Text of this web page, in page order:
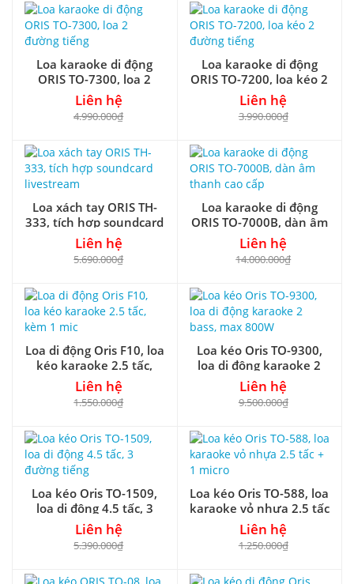
Loa karaoke di động
ORIS TO-7300, loa 2
đường tiếng
Liên hệ
4.990.000₫
Loa karaoke di động
ORIS TO-7200, loa kéo 2
đường tiếng
Liên hệ
3.990.000₫
Loa xách tay ORIS TH-
333, tích hợp soundcard
livestream
Liên hệ
5.690.000₫
Loa karaoke di động
ORIS TO-7000B, dàn âm
thanh cao cấp
Liên hệ
14.000.000₫
Loa di động Oris F10, loa
kéo karaoke 2.5 tấc,
kèm 1 mic
Liên hệ
1.550.000₫
Loa kéo Oris TO-9300,
loa di động karaoke 2
bass, max 800W
Liên hệ
9.500.000₫
Loa kéo Oris TO-1509,
loa di động 4.5 tấc, 3
đường tiếng
Liên hệ
5.390.000₫
Loa kéo Oris TO-588, loa
karaoke vỏ nhựa 2.5 tấc
+ 1 micro
Liên hệ
1.250.000₫